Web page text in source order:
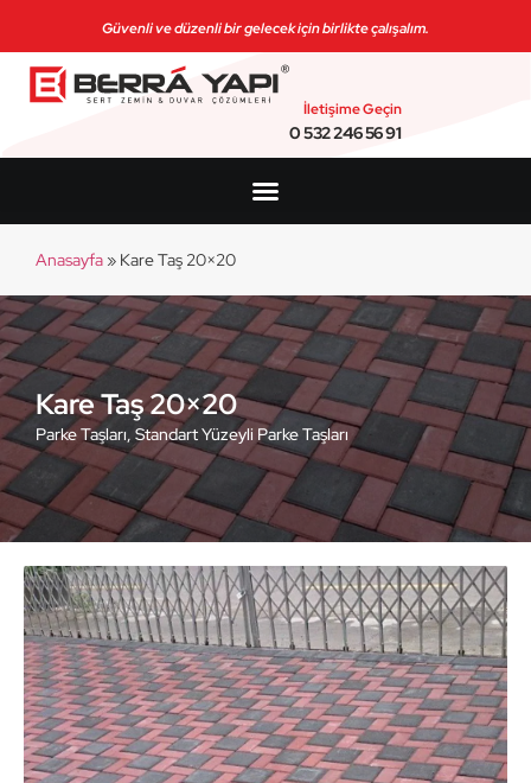
Güvenli ve düzenli bir gelecek için birlikte çalışalım.
İletişime Geçin
0 532 246 56 91
Anasayfa » Kare Taş 20×20
Kare Taş 20×20
Parke Taşları, Standart Yüzeyli Parke Taşları